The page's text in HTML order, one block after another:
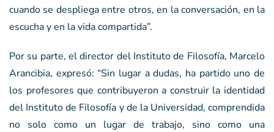
cuando se despliega entre otros, en la conversación, en la
escucha y en la vida compartida”.
Por su parte, el director del Instituto de Filosofía, Marcelo
Arancibia, expresó: “Sin lugar a dudas, ha partido uno de
los profesores que contribuyeron a construir la identidad
del Instituto de Filosofía y de la Universidad, comprendida
no solo como un lugar de trabajo, sino como una